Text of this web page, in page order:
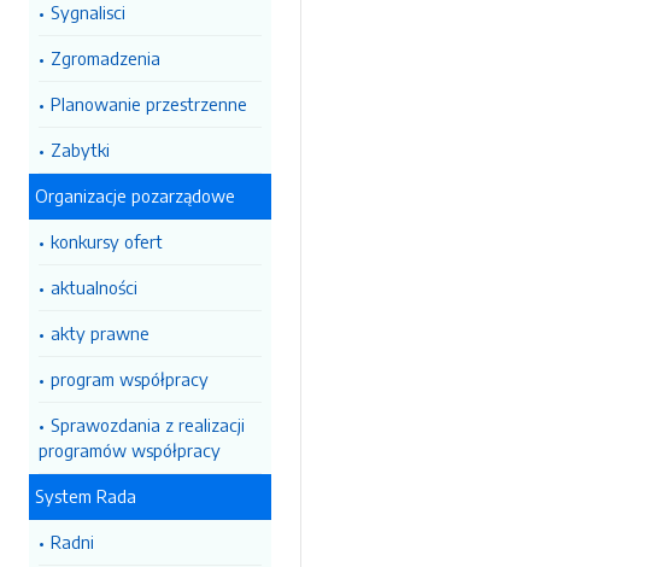
Sygnalisci
Zgromadzenia
Planowanie przestrzenne
Zabytki
Organizacje pozarządowe
konkursy ofert
aktualności
akty prawne
program współpracy
Sprawozdania z realizacji
programów współpracy
System Rada
Radni